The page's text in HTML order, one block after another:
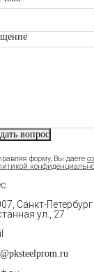
вопрос
форму, Вы даете
Санкт-Петербург
ул., 27